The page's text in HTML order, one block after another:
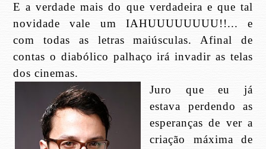
E a verdade mais do que verdadeira e que tal
novidade vale um IAHUUUUUUUU!!... e
com todas as letras maiúsculas. Afinal de
contas o diabólico palhaço irá invadir as telas
dos cinemas.
Juro que eu já
estava perdendo as
esperanças de ver a
criação máxima de